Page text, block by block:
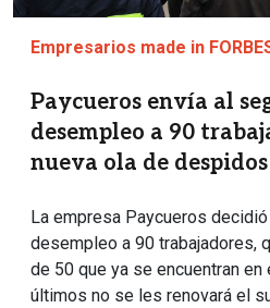
Empresarios made in
Paycueros envía al
desempleo a 90
nueva ola de despidos
La empresa Paycueros
desempleo a 90 trabajadores,
de 50 que ya se encuentran
últimos no se les renovará el